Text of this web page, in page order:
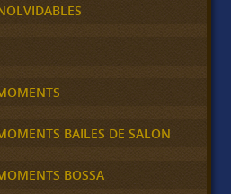
BAILES DE SALON
BOSSA